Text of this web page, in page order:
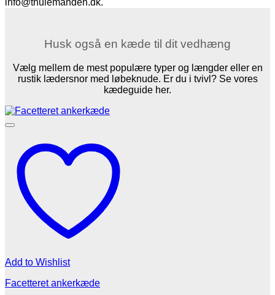
Husk også en kæde til dit vedhæng
Vælg mellem de mest populære typer og længder eller en
rustik lædersnor med løbeknude. Er du i tvivl? Se vores
kædeguide her.
Add to Wishlist
Facetteret ankerkæde